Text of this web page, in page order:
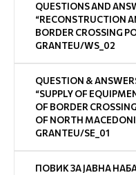
Физички лица
Бизнис заедница
Е-Царина
Медиа центар
Контакт
QUESTIONS AND
“RECONSTRUCTION
BORDER CROSSING
GRANTEU/WS_02
QUESTION &
“SUPPLY OF
OF BORDER
OF NORTH
GRANTEU/SE_01
ПОВИК ЗА ЈАВНА